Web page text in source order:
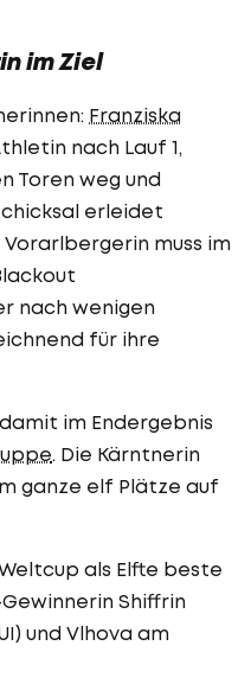
im Ziel
Franziska
nach Lauf 1,
Toren weg und
erleidet
Vorarlbergerin muss im
nach wenigen
für ihre
im Endergebnis
. Die Kärntnerin
ganze elf Plätze auf
als Elfte beste
Shiffrin
und Vlhova am